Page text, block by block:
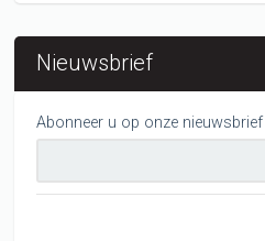
Nieuwsbrief
Abonneer u op onze nieuwsbrief